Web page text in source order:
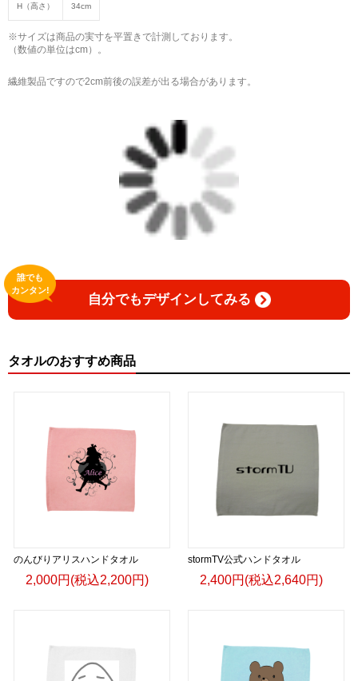
H（高さ） 34cm
※サイズは商品の実寸を平置きで計測しております。
（数値の単位はcm）。
繊維製品ですので2cm前後の誤差が出る場合があります。
自分でもデザインしてみる
誰でも
カンタン!
タオルのおすすめ商品
のんびりアリスハンドタオル
2,000円(税込2,200円)
stormTV公式ハンドタオル
2,400円(税込2,640円)